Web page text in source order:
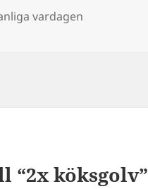
vardagen
“2x köksgolv”